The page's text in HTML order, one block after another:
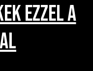
EZZEL A